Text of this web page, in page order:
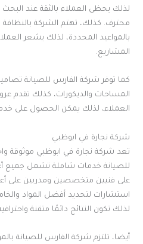
لذلك يحظى العملاء بالثقة عند
محترف. كذلك، تهتم الشركة
بالمواعيد المحددة، لذلك يشعر العملاء
المشاريع.
كما توفر شركة الفارس للصيانة
المساحات والديكورات، كذلك تقدم
العملاء، لذلك يمكن الحصول على
شركة نجارة في ابوظبي
تعد شركة نجارة في ابوظبي موثوقة
للصيانة خدمات شاملة تشمل جميع
على فنيين متخصصين ومدربين على
استشارات لتحديد أفضل المواد
لذلك تكون النتائج دائمًا متقنة
أيضا، تلتزم شركة الفارس للصيانة